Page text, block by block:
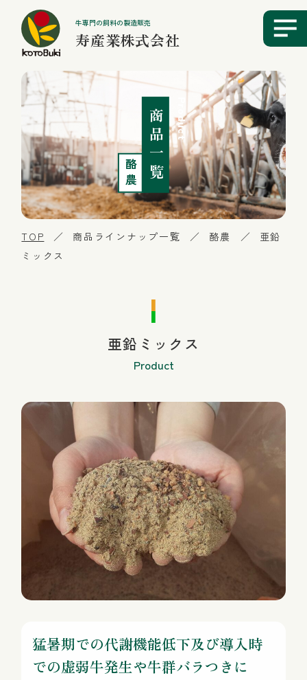
牛専門の飼料の製造販売
寿産業株式会社
Product
商品一覧
酪農
TOP ／ 商品ラインナップ一覧 ／ 酪農 ／ 亜鉛
ミックス
亜鉛ミックス
Product
猛暑期での代謝機能低下及び導入時
での虚弱牛発生や牛群バラつきに